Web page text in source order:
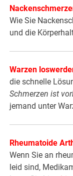
Wie Sie
und die
Warzen
die schnelle
Schmerzen ist
jemand unter
Rheumatoide
Wenn Sie an
leid sind,